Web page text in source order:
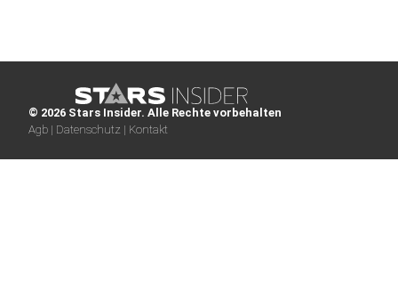
© 2026 Stars Insider. Alle Rechte vorbehalten
Agb | Datenschutz | Kontakt